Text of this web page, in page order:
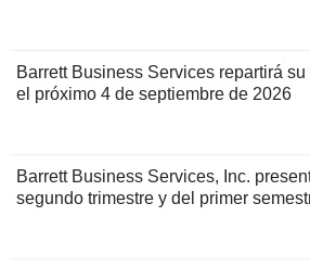
Barrett Business Services repartirá su
el próximo 4 de septiembre de 2026
Barrett Business Services, Inc.
segundo trimestre y del primer